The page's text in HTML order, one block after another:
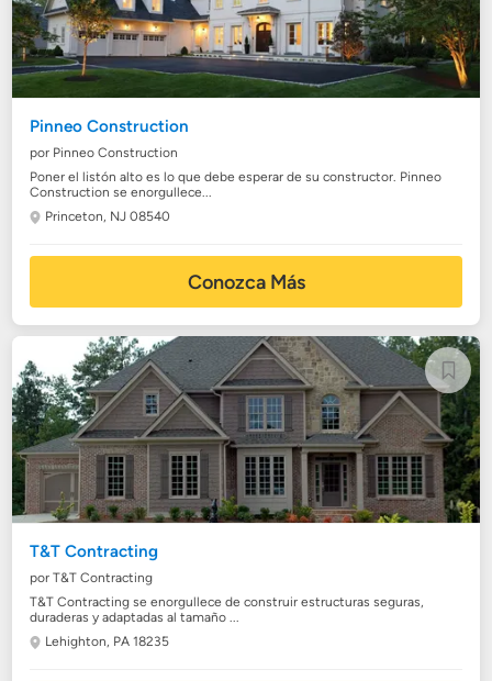
Pinneo Construction
por Pinneo Construction
Poner el listón alto es lo que debe esperar de su constructor. Pinneo
Construction se enorgullece...
Princeton, NJ 08540
Conozca Más
T&T Contracting
por T&T Contracting
T&T Contracting se enorgullece de construir estructuras seguras,
duraderas y adaptadas al tamaño ...
Lehighton, PA 18235